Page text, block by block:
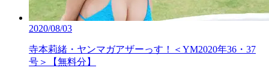
2020/08/03
寺本莉緒・ヤンマガアザーっす！＜YM2020年36・37
号＞【無料分】